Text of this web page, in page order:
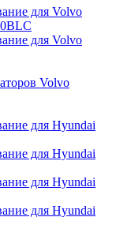
для Volvo
для Volvo
Volvo
для Hyundai
для Hyundai
для Hyundai
для Hyundai